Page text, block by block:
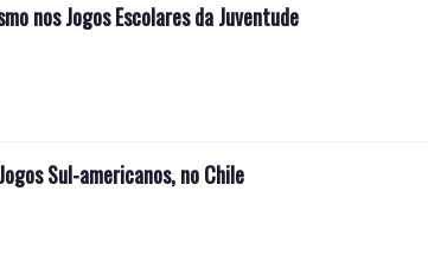
nos Jogos Escolares da Juventude
Sul-americanos, no Chile